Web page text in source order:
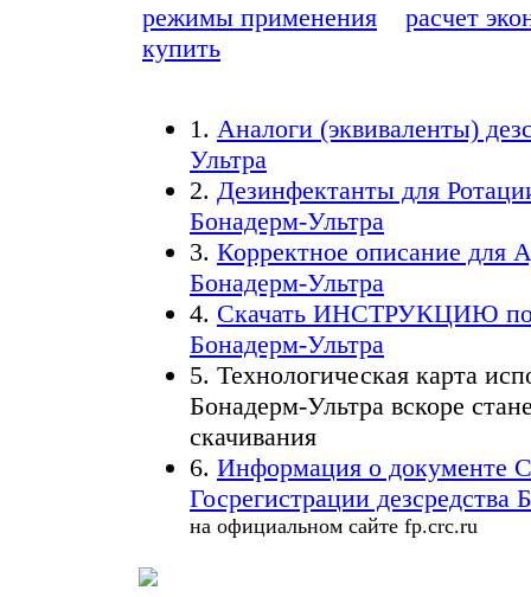
режимы применения
расчет
купить
1. Аналоги (эквиваленты)
Ультра
2. Дезинфектанты для
Бонадерм-Ультра
3. Корректное описание для
Бонадерм-Ультра
4. Скачать ИНСТРУКЦИЮ
Бонадерм-Ультра
5. Технологическая карта
Бонадерм-Ультра вскоре
скачивания
6. Информация о документе
Госрегистрации дезсредства
на официальном сайте fp.crc.ru